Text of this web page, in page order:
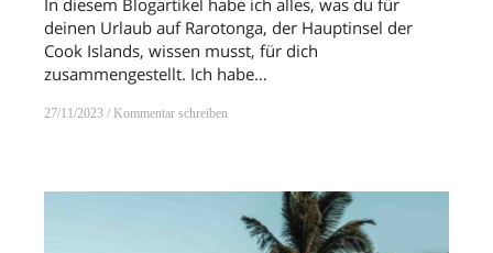
In diesem Blogartikel habe ich alles, was du für
deinen Urlaub auf Rarotonga, der Hauptinsel der
Cook Islands, wissen musst, für dich
zusammengestellt. Ich habe…
27/11/2023 Kommentar schreiben